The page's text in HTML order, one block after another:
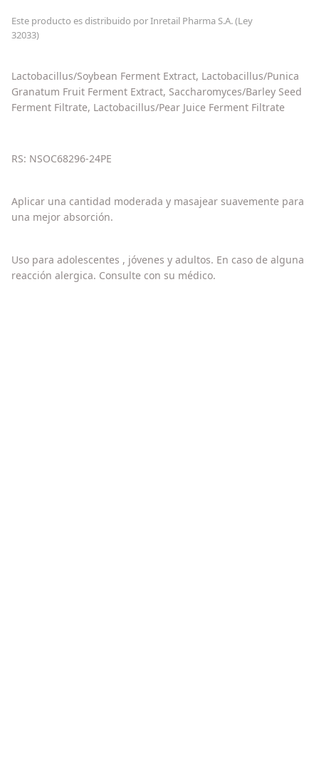
Este producto es distribuido por Inretail Pharma S.A. (Ley
32033)
Lactobacillus/Soybean Ferment Extract, Lactobacillus/Punica
Granatum Fruit Ferment Extract, Saccharomyces/Barley Seed
Ferment Filtrate, Lactobacillus/Pear Juice Ferment Filtrate
RS: NSOC68296-24PE
Aplicar una cantidad moderada y masajear suavemente para
una mejor absorción.
Uso para adolescentes , jóvenes y adultos. En caso de alguna
reacción alergica. Consulte con su médico.